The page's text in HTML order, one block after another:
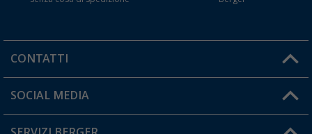
CONTATTI
Orari di apertura del servizio:
SOCIAL MEDIA